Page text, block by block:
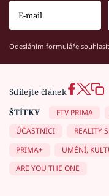
Odesláním formuláře
Sdílejte článek
ŠTÍTKY
FTV PRIMA
ÚČASTNÍCI
REALITY
PRIMA+
UMĚNÍ,
ARE YOU THE ONE